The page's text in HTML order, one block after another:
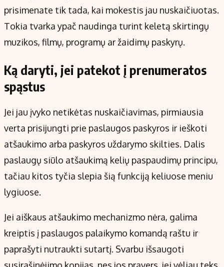
prisimenate tik tada, kai mokestis jau nuskaičiuotas.
Tokia tvarka ypač naudinga turint keletą skirtingų
muzikos, filmų, programų ar žaidimų paskyrų.
Ką daryti, jei patekot į prenumeratos
spąstus
Jei jau įvyko netikėtas nuskaičiavimas, pirmiausia
verta prisijungti prie paslaugos paskyros ir ieškoti
atšaukimo arba paskyros uždarymo skilties. Dalis
paslaugų siūlo atšaukimą kelių paspaudimų principu,
tačiau kitos tyčia slepia šią funkciją keliuose meniu
lygiuose.
Jei aiškaus atšaukimo mechanizmo nėra, galima
kreiptis į paslaugos palaikymo komandą raštu ir
paprašyti nutraukti sutartį. Svarbu išsaugoti